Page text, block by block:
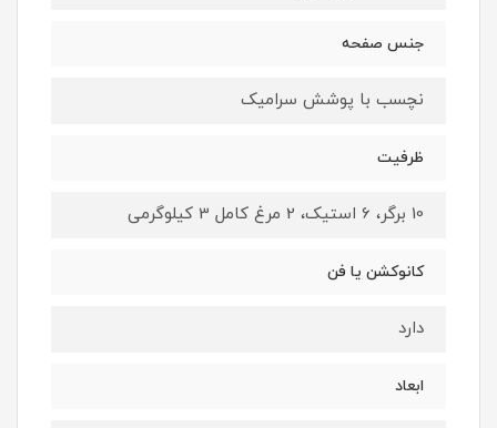
جنس صفحه
نچسب با پوشش سرامیک
ظرفیت
10 برگر، 6 استیک، 2 مرغ کامل 3 کیلوگرمی
کانوکشن یا فن
دارد
ابعاد